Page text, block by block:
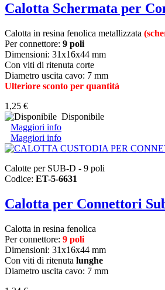
Calotta Schermata per
Calotta in resina fenolica metallizzata
Per connettore: 9 poli
Dimensioni: 31x16x44 mm
Con viti di ritenuta corte
Diametro uscita cavo: 7 mm
Ulteriore sconto per quantità
1,25 €
Disponibile
Maggiori info
Maggiori info
Calotte per SUB-D - 9 poli
Codice: ET-5-6631
Calotta per Connettori
Calotta in resina fenolica
Per connettore: 9 poli
Dimensioni: 31x16x44 mm
Con viti di ritenuta lunghe
Diametro uscita cavo: 7 mm